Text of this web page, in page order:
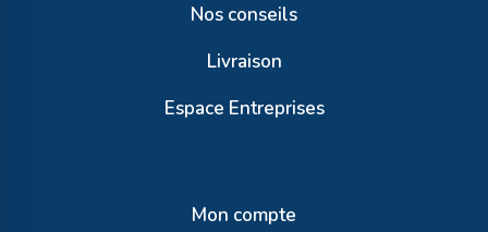
Nos conseils
Livraison
Espace Entreprises
Mon compte